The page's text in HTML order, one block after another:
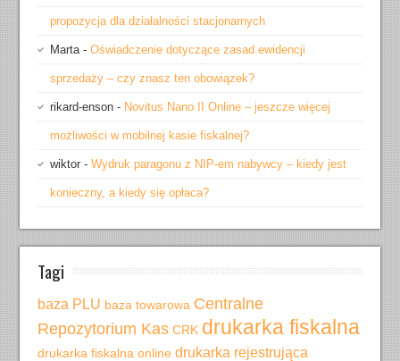
propozycja dla działalności stacjonarnych
Marta-Oświadczenie dotyczące zasad ewidencji
sprzedaży – czy znasz ten obowiązek?
rikard-enson - Novitus Nano II Online – jeszcze więcej
możliwości w mobilnej kasie fiskalnej?
wiktor -Wydruk paragonu z NIP-em nabywcy – kiedy jest
konieczny, a kiedy się opłaca?
Tagi
baza PLU baza towarowa Centralne
Repozytorium Kas CRK drukarka fiskalna
drukarka fiskalna online drukarka rejestrująca